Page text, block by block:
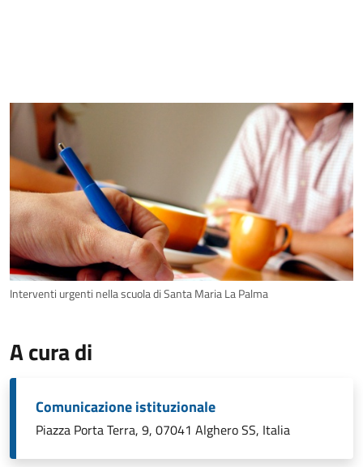
Interventi urgenti nella scuola di Santa Maria La Palma
A cura di
Comunicazione istituzionale
Piazza Porta Terra, 9, 07041 Alghero SS, Italia